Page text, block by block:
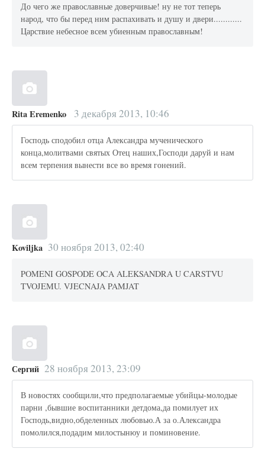
До чего же православные доверчивые! ну не тот теперь
народ, что бы перед ним распахивать и душу и двери............
Царствие небесное всем убиенным православным!
Rita Eremenko 3 декабря 2013, 10:46
Господь сподобил отца Александра мученического
конца,молитвами святых Отец наших,Господи даруй и нам
всем терпения вынести все во время гонений.
Koviljka 30 ноября 2013, 02:40
POMENI GOSPODE OCA ALEKSANDRA U CARSTVU
TVOJEMU. VJECNAJA PAMJAT
Сергий 28 ноября 2013, 23:09
В новостях сообщили,что предполагаемые убийцы-молодые
парни ,бывшие воспитанники детдома,да помилует их
Господь,видно,обделенных любовью.А за о.Александра
помолился,подадим милостынюу и поминовение.